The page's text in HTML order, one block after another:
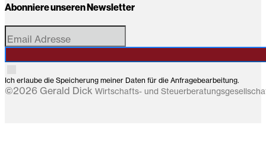
Abonniere unseren Newsletter
Ich erlaube die Speicherung meiner Daten für die Anfragebearbeitung.
©2026 Gerald Dick Wirtschafts- und